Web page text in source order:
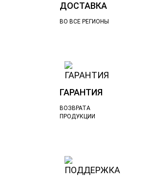
ДОСТАВКА
ВО ВСЕ РЕГИОНЫ
ГАРАНТИЯ
ВОЗВРАТА
ПРОДУКЦИИ